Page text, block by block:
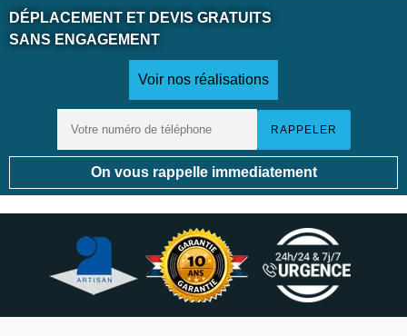
DÉPLACEMENT ET DEVIS GRATUITS
SANS ENGAGEMENT
Voir nos réalisations
On vous rappelle immediatement